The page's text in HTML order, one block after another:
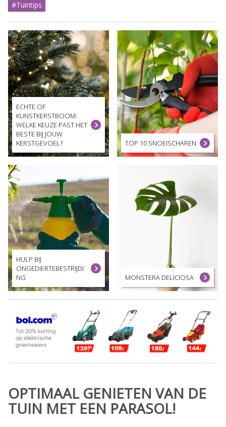
#Tuintips
ECHTE OF
KUNSTKERSTBOOM:
WELKE KEUZE PAST HET
BESTE BIJ JOUW
KERSTGEVOEL?
TOP 10 SNOEISCHAREN
HULP BIJ
ONGEDIERTEBESTRIJDI
NG
MONSTERA DELICIOSA
OPTIMAAL GENIETEN VAN DE
TUIN MET EEN PARASOL!